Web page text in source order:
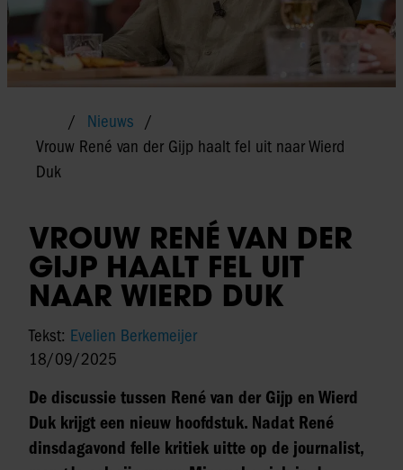
Nieuws
Vrouw René van der Gijp haalt fel uit naar Wierd
Duk
VROUW RENÉ VAN DER
GIJP HAALT FEL UIT
NAAR WIERD DUK
Tekst: Evelien Berkemeijer
18/09/2025
De discussie tussen René van der Gijp en Wierd
Duk krijgt een nieuw hoofdstuk. Nadat René
dinsdagavond felle kritiek uitte op de journalist,